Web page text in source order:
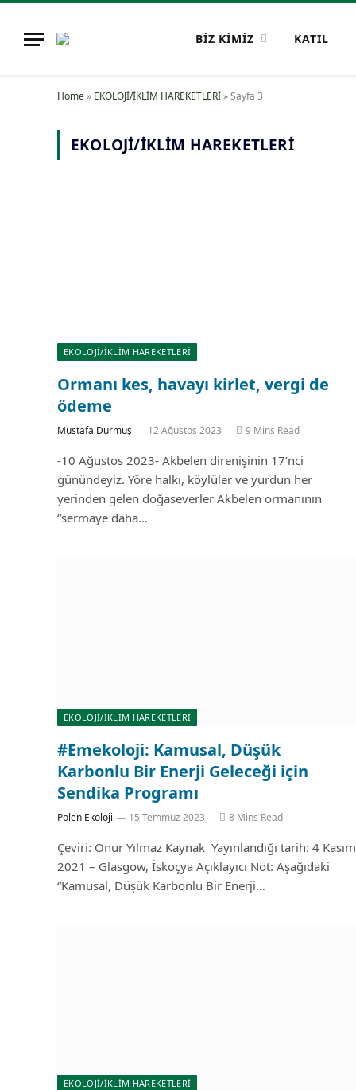
BİZ KİMİZ KATIL
Home» EKOLOJİ/İKLİM HAREKETLERİ»Sayfa 3
EKOLOJİ/İKLİM HAREKETLERİ
EKOLOJİ/İKLİM HAREKETLERİ
Ormanı kes, havayı kirlet, vergi de
ödeme
Mustafa Durmuş 12 Ağustos 2023 9 Mins Read
-10 Ağustos 2023- Akbelen direnişinin 17’nci
günündeyiz. Yöre halkı, köylüler ve yurdun her
yerinden gelen doğaseverler Akbelen ormanının
“sermaye daha…
EKOLOJİ/İKLİM HAREKETLERİ
#Emekoloji: Kamusal, Düşük
Karbonlu Bir Enerji Geleceği için
Sendika Programı
Polen Ekoloji 15 Temmuz 2023 8 Mins Read
Çeviri: Onur Yılmaz Kaynak Yayınlandığı tarih: 4 Kasım
2021 – Glasgow, İskoçya Açıklayıcı Not: Aşağıdaki
“Kamusal, Düşük Karbonlu Bir Enerji…
EKOLOJİ/İKLİM HAREKETLERİ